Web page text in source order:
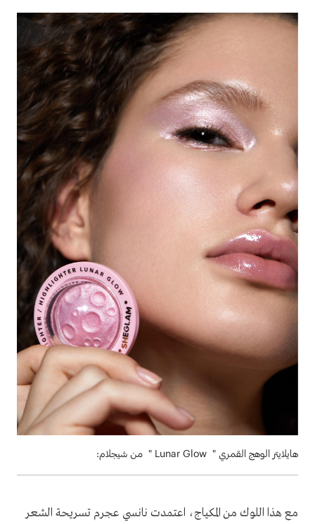
هايلايتر الوهج القمري " Lunar Glow " من شيجلام:
مع هذا اللوك من المكياج، اعتمدت نانسي عجرم تسريحة الشعر